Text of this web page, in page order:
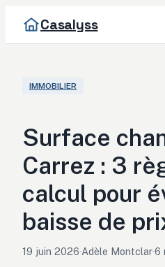
Casalyss
IMMOBILIER
Surface
Carrez : 3
calcul pour
baisse de
19 juin 2026·Adèle Montclar·6